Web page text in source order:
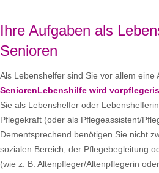
Ihre Aufgaben als
Senioren
Als Lebenshelfer sind Sie vor allem eine
SeniorenLebenshilfe wird
Sie als Lebenshelfer oder
Pflegekraft (oder als Pflegeassistent/
Dementsprechend benötigen Sie nicht
sozialen Bereich, der Pflegebegleitung
(wie z. B. Altenpfleger/Altenpflegerin oder